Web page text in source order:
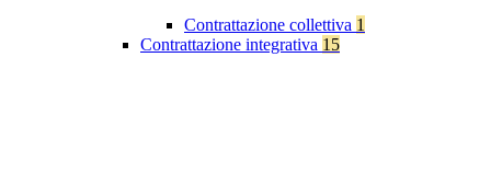
Contrattazione collettiva 1
Contrattazione integrativa 15